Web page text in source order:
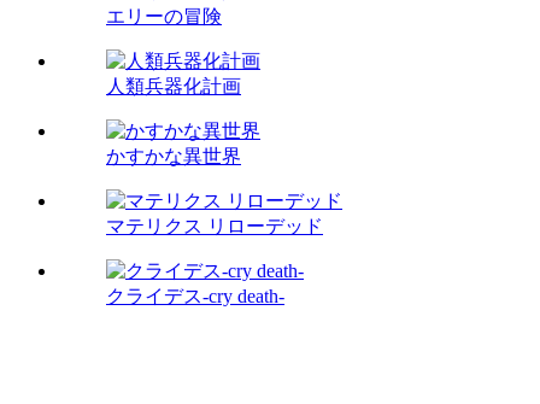
エリーの冒険
人類兵器化計画
かすかな異世界
マテリクス リローデッド
クライデス-cry death-